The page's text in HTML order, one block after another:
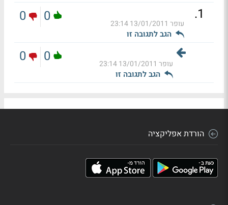
1
.
עופר 13/01/2011 23:14
הגב לתגובה זו
0
0
עופר 13/01/2011 23:14
הגב לתגובה זו
0
0
הורדת אפליקציה